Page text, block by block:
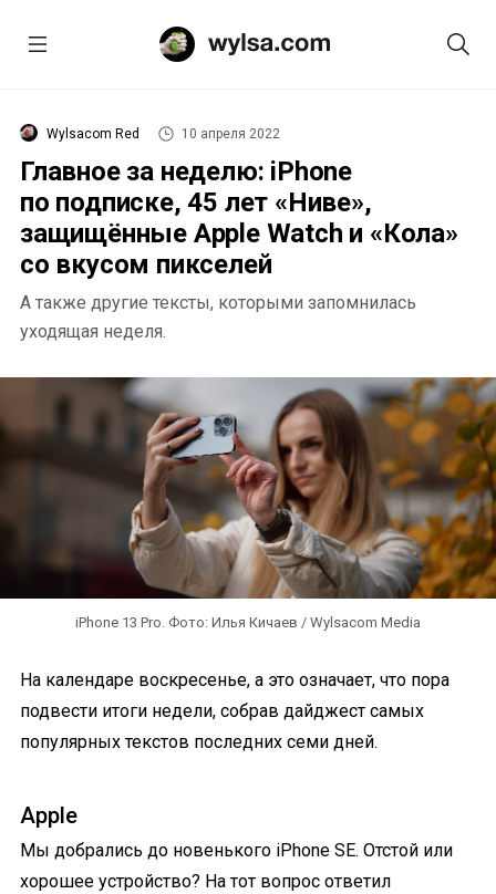
Wylsacom Red 10 апреля 2022
Главное за неделю: iPhone
по подписке, 45 лет «Ниве»,
защищённые Apple Watch и «Кола»
со вкусом пикселей
А также другие тексты, которыми запомнилась
уходящая неделя.
iPhone 13 Pro. Фото: Илья Кичаев / Wylsacom Media
На календаре воскресенье, а это означает, что пора
подвести итоги недели, собрав дайджест самых
популярных текстов последних семи дней.
Apple
Мы добрались до новенького iPhone SE. Отстой или
хорошее устройство? На тот вопрос ответил